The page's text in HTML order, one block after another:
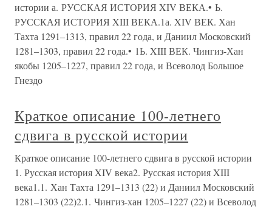
истории а. РУССКАЯ ИСТОРИЯ XIV ВЕКА.• Ь.
РУССКАЯ ИСТОРИЯ XIII ВЕКА.1а. XIV ВЕК. Хан
Тахта 1291–1313, правил 22 года, и Даниил Московский
1281–1303, правил 22 года.• 1Ь. XIII ВЕК. Чингиз-Хан
якобы 1205–1227, правил 22 года, и Всеволод Большое
Гнездо
Краткое описание 100-летнего
сдвига в русской истории
Краткое описание 100-летнего сдвига в русской истории
1. Русская история XIV века2. Русская история XIII
века1.1. Хан Тахта 1291–1313 (22) и Даниил Московский
1281–1303 (22)2.1. Чингиз-хан 1205–1227 (22) и Всеволод